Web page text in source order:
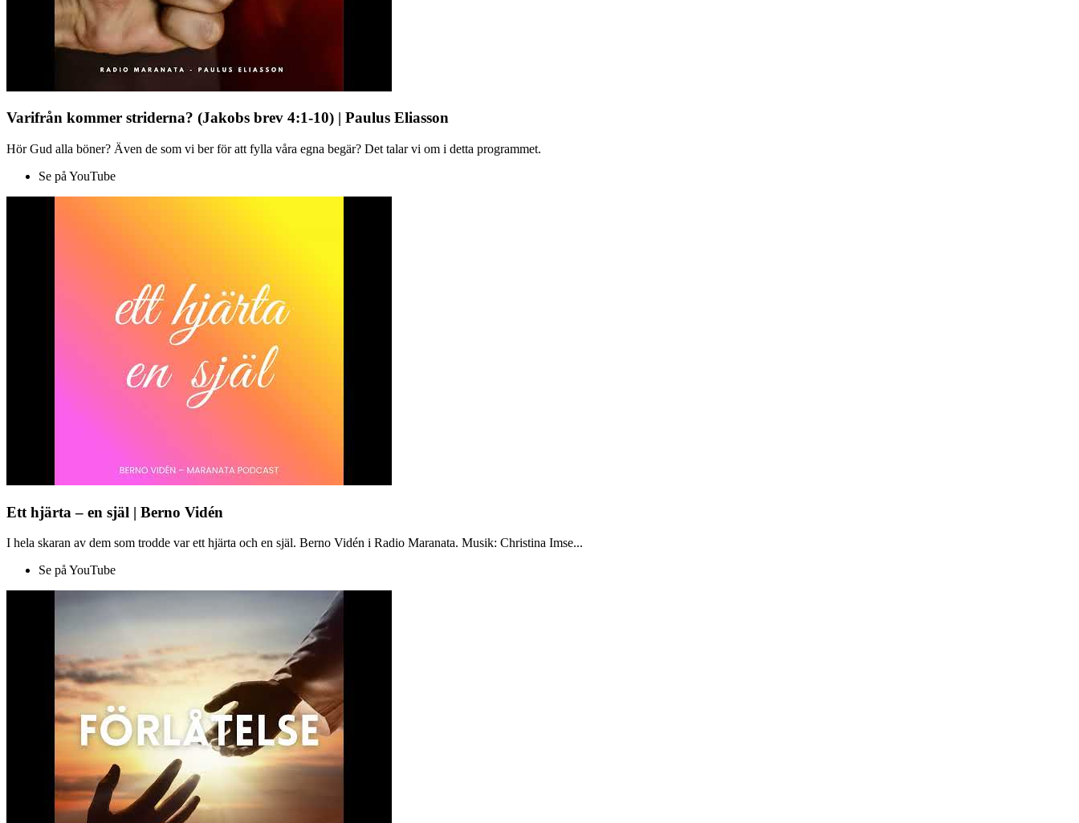
Varifrån kommer striderna? (Jakobs brev 4:1-10) | Paulus Eliasson
Hör Gud alla böner? Även de som vi ber för att fylla våra egna begär? Det talar vi om i detta programmet.
Se på YouTube
Ett hjärta – en själ | Berno Vidén
I hela skaran av dem som trodde var ett hjärta och en själ. Berno Vidén i Radio Maranata. Musik: Christina Imse...
Se på YouTube